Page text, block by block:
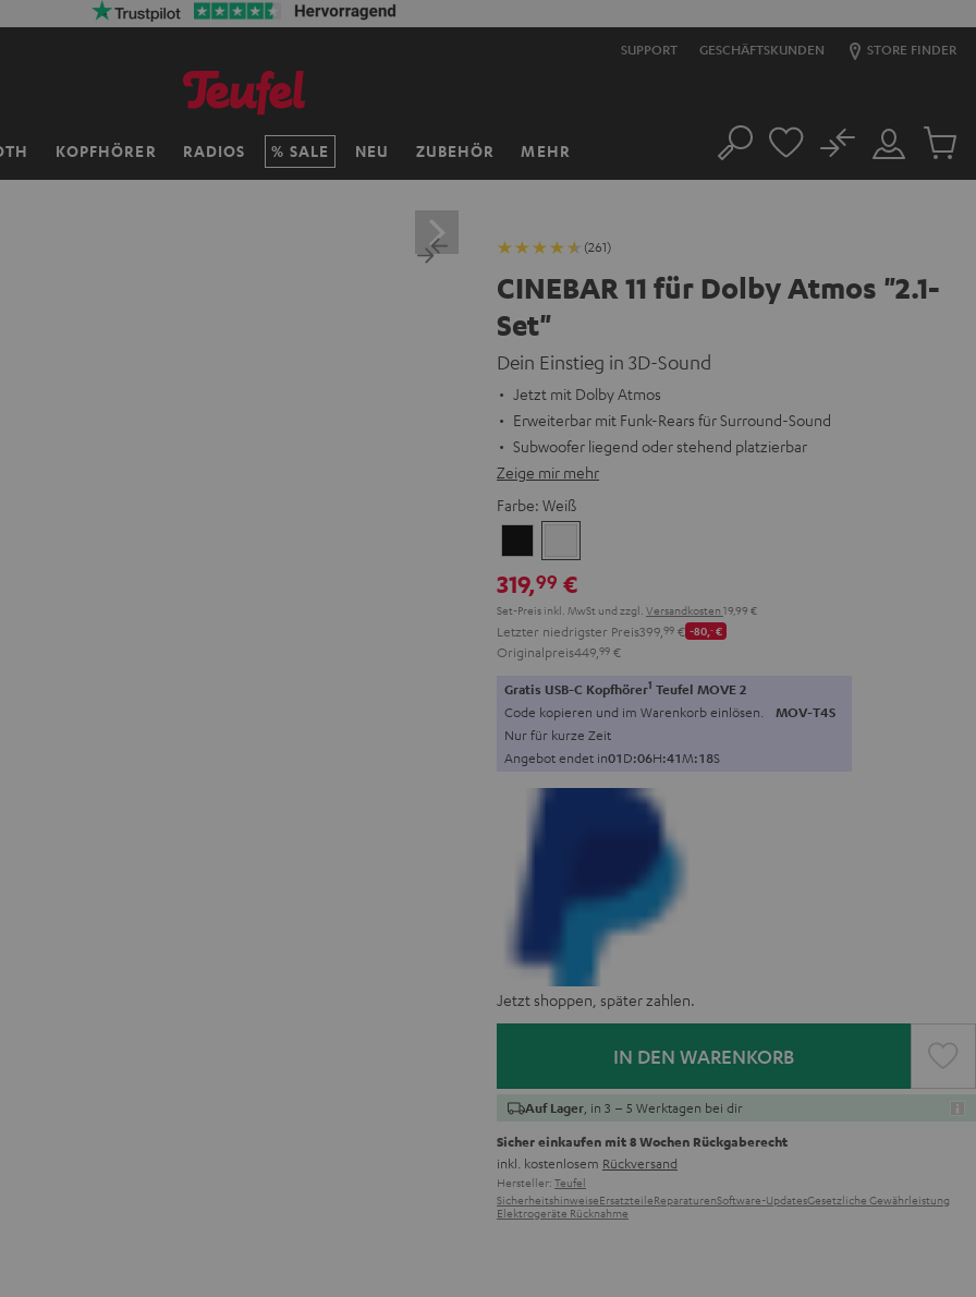
SUPPORT GESCHÄFTSKUNDEN STORE FINDER
KOPFHÖRER RADIOS SALE NEU ZUBEHÖR MEHR Suche
Mein
Konto
No
Artikel
(261)
CINEBAR 11 für Dolby Atmos "2.1-
Set"
Dein Einstieg in 3D-Sound
Jetzt mit Dolby Atmos
Erweiterbar mit Funk-Rears für Surround-Sound
Subwoofer liegend oder stehend platzierbar
Zeige mir mehr
Farbe: Weiß
319,99 €
Set-Preis inkl. MwSt und zzgl. Versandkosten 19,99 €
Letzter niedrigster Preis399, 99 € -80,‐€
Originalpreis449, 99 €
Gratis USB-C Kopfhörer1 Teufel MOVE 2
Code kopieren und im Warenkorb einlösen. MOV-T4S
Nur für kurze Zeit
Angebot endet in01D:06H:41M:17S
Jetzt shoppen, später zahlen.
IN DEN WARENKORB
Auf Lager , in 3 – 5 Werktagen bei dir
Sicher einkaufen mit 8 Wochen Rückgaberecht
inkl. kostenlosem Rückversand
Hersteller: Teufel
SicherheitshinweiseErsatzteileReparaturenSoftware-UpdatesGesetzliche Gewährleistung
Elektrogeräte Rücknahme